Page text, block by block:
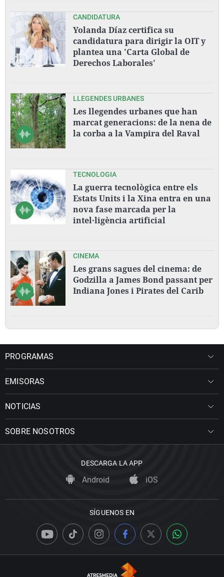
CANDIDATURA
Yolanda Díaz certifica su
candidatura para dirigir la OIT y
plantea una 'Carta Global de
Derechos Laborales'
LLEGENDES URBANES
Les llegendes urbanes que han
marcat generacions: de la nena de
la corba a la Vampira del Raval
TECNOLOGIA
La guerra tecnològica entre els
Estats Units i la Xina entra en una
nova fase marcada per la
intel·ligència artificial
CINEMA
Les grans sagues del cinema: de
Godzilla a James Bond passant per
Indiana Jones i Pirates del Carib
PROGRAMAS
EMISORAS
NOTICIAS
SOBRE NOSOTROS
DESCARGA LA APP
Android iOS
SÍGUENOS EN